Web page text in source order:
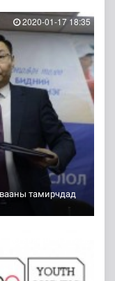
тамирчдад
2020-01-17 18:35